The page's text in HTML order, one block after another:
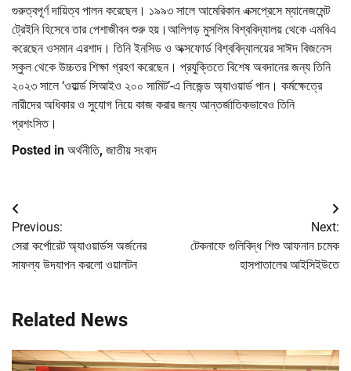
গুরুত্বপূর্ণ দায়িত্ব পালন করেছেন। ১৯৯৩ সালে আমেরিকান এক্সপ্রেসে ম্যানেজমেন্ট
ট্রেইনি হিসেবে তার পেশাজীবন শুরু হয়।আলিগড় মুসলিম বিশ্ববিদ্যালয় থেকে এমবিএ
করেছেন ওসমান এরশাদ। তিনি ইনসিড ও অক্সফোর্ড বিশ্ববিদ্যালয়ের সাঈদ বিজনেস
স্কুল থেকে উচ্চতর শিক্ষা গ্রহণ করেছেন। প্রযুক্তিতে বিশেষ অবদানের জন্য তিনি
২০২৩ সালে ‘ওয়ার্ল্ড সিআইও ২০০ সামিট’-এ লিজেন্ড অ্যাওয়ার্ড পান। কর্মক্ষেত্রে
নারীদের অধিকার ও সুযোগ নিয়ে কাজ করার জন্য আন্তর্জাতিকভাবেও তিনি
প্রশংসিত।
Posted in অর্থনীতি, জাতীয় সংবাদ
Post
navigation
Previous:
সেরা কর্পোরেট অ্যাওয়ার্ডস অর্জনের
সাফল্য উদযাপন করলো ওয়ালটন
Next:
টেকনাফে গুলিবিদ্ধ শিশু আফনান চমেক
হাসপাতালের আইসিইউতে
Related News